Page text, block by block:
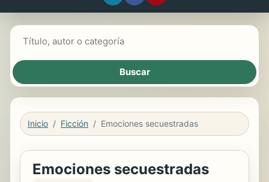
Inicio Ficción Emociones secuestradas
Emociones secuestradas